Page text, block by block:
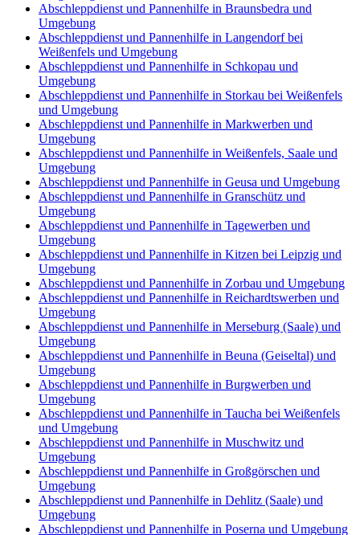
Abschleppdienst und Pannenhilfe in Braunsbedra und
Umgebung
Abschleppdienst und Pannenhilfe in Langendorf bei
Weißenfels und Umgebung
Abschleppdienst und Pannenhilfe in Schkopau und
Umgebung
Abschleppdienst und Pannenhilfe in Storkau bei Weißenfels
und Umgebung
Abschleppdienst und Pannenhilfe in Markwerben und
Umgebung
Abschleppdienst und Pannenhilfe in Weißenfels, Saale und
Umgebung
Abschleppdienst und Pannenhilfe in Geusa und Umgebung
Abschleppdienst und Pannenhilfe in Granschütz und
Umgebung
Abschleppdienst und Pannenhilfe in Tagewerben und
Umgebung
Abschleppdienst und Pannenhilfe in Kitzen bei Leipzig und
Umgebung
Abschleppdienst und Pannenhilfe in Zorbau und Umgebung
Abschleppdienst und Pannenhilfe in Reichardtswerben und
Umgebung
Abschleppdienst und Pannenhilfe in Merseburg (Saale) und
Umgebung
Abschleppdienst und Pannenhilfe in Beuna (Geiseltal) und
Umgebung
Abschleppdienst und Pannenhilfe in Burgwerben und
Umgebung
Abschleppdienst und Pannenhilfe in Taucha bei Weißenfels
und Umgebung
Abschleppdienst und Pannenhilfe in Muschwitz und
Umgebung
Abschleppdienst und Pannenhilfe in Großgörschen und
Umgebung
Abschleppdienst und Pannenhilfe in Dehlitz (Saale) und
Umgebung
Abschleppdienst und Pannenhilfe in Poserna und Umgebung